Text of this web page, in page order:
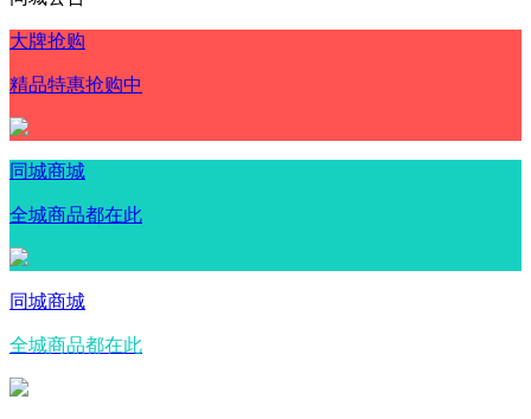
大牌抢购
精品特惠抢购中
同城商城
全城商品都在此
同城商城
全城商品都在此